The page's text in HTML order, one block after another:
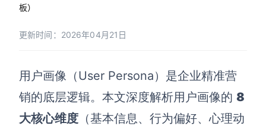
一体化产品设计工具
AI生成PPT，支持在线编辑
资源与下载
板）
更新时间：2026年04月21日
用户画像（User Persona）是企业精准营
销的底层逻辑。本文深度解析用户画像的 8
大核心维度 （基本信息、行为偏好、心理动